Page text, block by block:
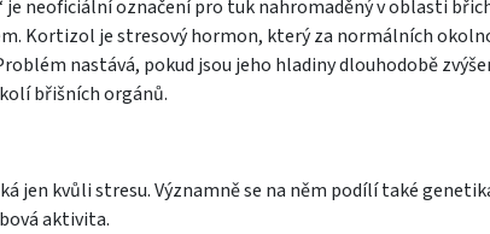
neoficiální označení pro tuk nahromaděný v oblasti
Kortizol je stresový hormon, který za normálních
nastává, pokud jsou jeho hladiny dlouhodobě
břišních orgánů.
jen kvůli stresu. Významně se na něm podílí také
aktivita.